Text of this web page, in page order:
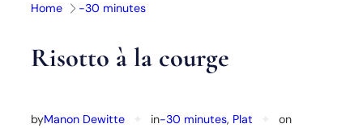
Home -30 minutes
Risotto à la courge
byManon Dewitte in-30 minutes, Plat on